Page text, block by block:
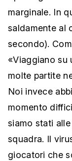
marginale. In
saldamente al
secondo).
«Viaggiano su
molte partite
Noi invece
momento
siamo stati
squadra. Il
giocatori che